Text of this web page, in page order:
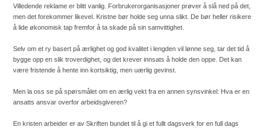
Villedende reklame er blitt vanlig. Forbrukerorganisasjoner prøver å slå ned på det,
men det forekommer likevel. Kristne bør holde seg unna slikt. De bør heller risikere
å lide økonomisk tap fremfor å ta skade på sin samvittighet.
Selv om et ry basert på ærlighet og god kvalitet i lengden vil lønne seg, tar det tid å
bygge opp en slik troverdighet, og det krever innsats å holde den oppe. Det kan
være fristende å hente inn kortsiktig, men uærlig gevinst.
Men la oss se på spørsmålet om en ærlig vekt fra en annen synsvinkel: Hva er en
ansatts ansvar overfor arbeidsgiveren?
En kristen arbeider er av Skriften bundet til å gi et fullt dagsverk for en full dags